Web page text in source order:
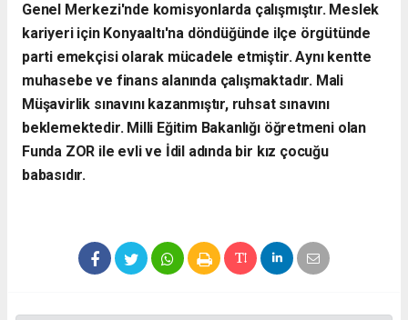
Genel Merkezi'nde komisyonlarda çalışmıştır. Meslek
kariyeri için Konyaaltı'na döndüğünde ilçe örgütünde
parti emekçisi olarak mücadele etmiştir. Aynı kentte
muhasebe ve finans alanında çalışmaktadır. Mali
Müşavirlik sınavını kazanmıştır, ruhsat sınavını
beklemektedir. Milli Eğitim Bakanlığı öğretmeni olan
Funda ZOR ile evli ve İdil adında bir kız çocuğu
babasıdır.